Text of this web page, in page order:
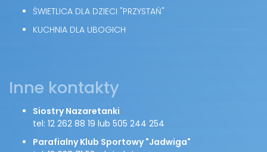
ŚWIETLICA DLA DZIECI "PRZYSTAŃ"
KUCHNIA DLA UBOGICH
Inne kontakty
Siostry Nazaretanki
tel: 12 262 88 19 lub 505 244 254
Parafialny Klub Sportowy "Jadwiga"